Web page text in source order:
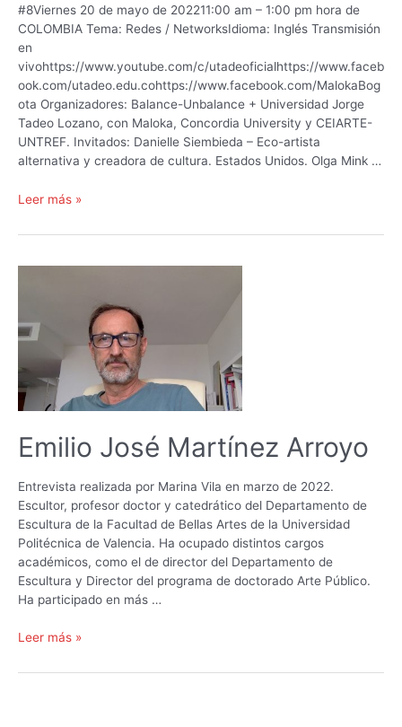
#8Viernes 20 de mayo de 202211:00 am – 1:00 pm hora de
COLOMBIA Tema: Redes / NetworksIdioma: Inglés Transmisión
en
vivohttps://www.youtube.com/c/utadeoficialhttps://www.faceb
ook.com/utadeo.edu.cohttps://www.facebook.com/MalokaBog
ota Organizadores: Balance-Unbalance + Universidad Jorge
Tadeo Lozano, con Maloka, Concordia University y CEIARTE-
UNTREF. Invitados: Danielle Siembieda – Eco-artista
alternativa y creadora de cultura. Estados Unidos. Olga Mink …
Cátedra
Unbalance”
#8
Leer más »
Emilio José Martínez Arroyo
Entrevista realizada por Marina Vila en marzo de 2022.
Escultor, profesor doctor y catedrático del Departamento de
Escultura de la Facultad de Bellas Artes de la Universidad
Politécnica de Valencia. Ha ocupado distintos cargos
académicos, como el de director del Departamento de
Escultura y Director del programa de doctorado Arte Público.
Ha participado en más …
Emilio
Martínez
Leer más »